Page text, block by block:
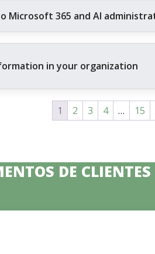
Microsoft 365 and AI
in your organization
1 2 3 4 … 15
DE CLIENTES